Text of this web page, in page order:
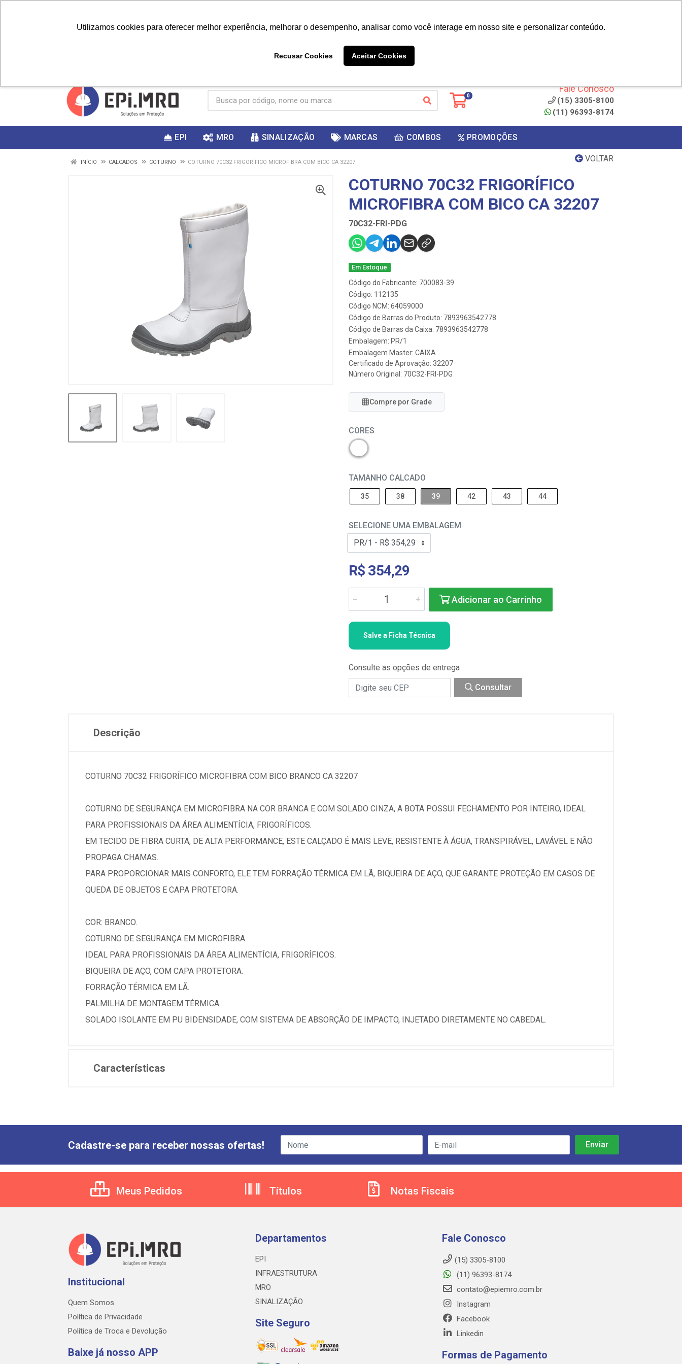
Utilizamos cookies para oferecer melhor experiência, melhorar o desempenho, analisar como você interage em nosso site e personalizar conteúdo.
Recusar Cookies Aceitar Cookies
ganhar
0
Fale Conosco
(15) 3305-8100
(11) 96393-8174
EPI MRO SINALIZAÇÃO MARCAS COMBOS PROMOÇÕES
VOLTAR
INÍCIO CALCADOS COTURNO COTURNO 70C32 FRIGORÍFICO MICROFIBRA COM BICO CA 32207
COTURNO 70C32 FRIGORÍFICO
MICROFIBRA COM BICO CA 32207
70C32-FRI-PDG
Em Estoque
Código do Fabricante: 700083-39
Código: 112135
Código NCM: 64059000
Código de Barras do Produto: 7893963542778
Código de Barras da Caixa: 7893963542778
Embalagem: PR/1
Embalagem Master: CAIXA
Certificado de Aprovação: 32207
Número Original: 70C32-FRI-PDG
Compre por Grade
CORES
TAMANHO CALCADO
35 38 39 42 43 44
SELECIONE UMA EMBALAGEM
R$ 354,29
Adicionar ao Carrinho
Salve a Ficha Técnica
Consulte as opções de entrega
Consultar
Descrição
COTURNO 70C32 FRIGORÍFICO MICROFIBRA COM BICO BRANCO CA 32207
COTURNO DE SEGURANÇA EM MICROFIBRA NA COR BRANCA E COM SOLADO CINZA, A BOTA POSSUI FECHAMENTO POR INTEIRO, IDEAL
PARA PROFISSIONAIS DA ÁREA ALIMENTÍCIA, FRIGORÍFICOS.
EM TECIDO DE FIBRA CURTA, DE ALTA PERFORMANCE, ESTE CALÇADO É MAIS LEVE, RESISTENTE À ÁGUA, TRANSPIRÁVEL, LAVÁVEL E NÃO
PROPAGA CHAMAS.
PARA PROPORCIONAR MAIS CONFORTO, ELE TEM FORRAÇÃO TÉRMICA EM LÃ, BIQUEIRA DE AÇO, QUE GARANTE PROTEÇÃO EM CASOS DE
QUEDA DE OBJETOS E CAPA PROTETORA.
COR: BRANCO.
COTURNO DE SEGURANÇA EM MICROFIBRA.
IDEAL PARA PROFISSIONAIS DA ÁREA ALIMENTÍCIA, FRIGORÍFICOS.
BIQUEIRA DE AÇO, COM CAPA PROTETORA.
FORRAÇÃO TÉRMICA EM LÃ.
PALMILHA DE MONTAGEM TÉRMICA.
SOLADO ISOLANTE EM PU BIDENSIDADE, COM SISTEMA DE ABSORÇÃO DE IMPACTO, INJETADO DIRETAMENTE NO CABEDAL.
Características
Cadastre-se para receber nossas ofertas!
Meus Pedidos Títulos Notas Fiscais
Institucional
Quem Somos
Política de Privacidade
Política de Troca e Devolução
Baixe já nosso APP
Departamentos
EPI
INFRAESTRUTURA
MRO
SINALIZAÇÃO
Site Seguro
Fale Conosco
(15) 3305-8100
(11) 96393-8174
contato@epiemro.com.br
Instagram
Facebook
Linkedin
Formas de Pagamento